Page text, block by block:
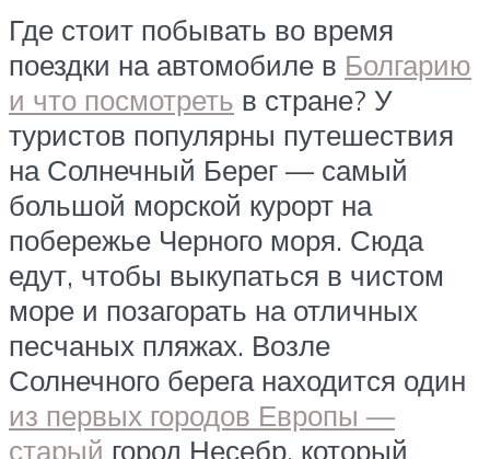
Где стоит побывать во время
поездки на автомобиле в Болгарию
и что посмотреть в стране? У
туристов популярны путешествия
на Солнечный Берег — самый
большой морской курорт на
побережье Черного моря. Сюда
едут, чтобы выкупаться в чистом
море и позагорать на отличных
песчаных пляжах. Возле
Солнечного берега находится один
из первых городов Европы —
старый город Несебр, который